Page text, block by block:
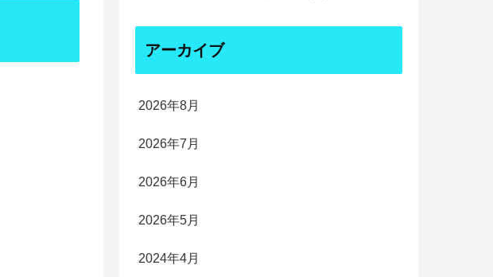
アーカイブ
2026年8月
2026年7月
2026年6月
2026年5月
2024年4月